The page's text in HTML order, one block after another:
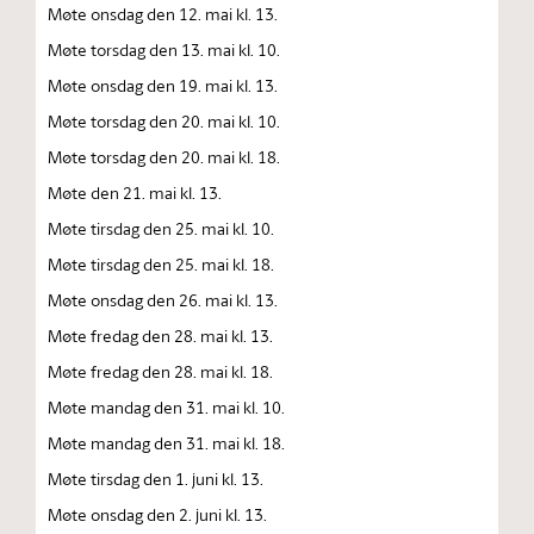
Møte onsdag den 12. mai kl. 13.
Møte torsdag den 13. mai kl. 10.
Møte onsdag den 19. mai kl. 13.
Møte torsdag den 20. mai kl. 10.
Møte torsdag den 20. mai kl. 18.
Møte den 21. mai kl. 13.
Møte tirsdag den 25. mai kl. 10.
Møte tirsdag den 25. mai kl. 18.
Møte onsdag den 26. mai kl. 13.
Møte fredag den 28. mai kl. 13.
Møte fredag den 28. mai kl. 18.
Møte mandag den 31. mai kl. 10.
Møte mandag den 31. mai kl. 18.
Møte tirsdag den 1. juni kl. 13.
Møte onsdag den 2. juni kl. 13.